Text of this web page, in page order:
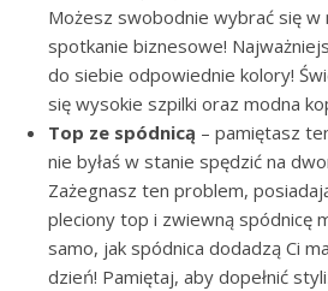
Możesz swobodnie wybrać się w
spotkanie biznesowe!
do siebie odpowiednie kolory!
się wysokie szpilki oraz modna
Top ze spódnicą – pamiętasz
nie byłaś w stanie spędzić na
Zażegnasz ten problem,
pleciony top i zwiewną spódnicę
samo, jak spódnica dodadzą Ci
dzień! Pamiętaj, aby dopełnić